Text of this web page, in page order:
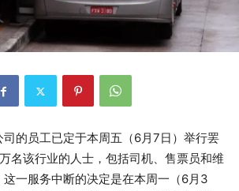
的员工已定于本周五（6月7日）举行罢
名该行业的人士，包括司机、售票员和维
一服务中断的决定是在本周一（6月3